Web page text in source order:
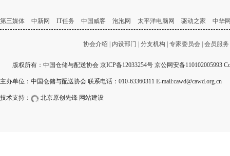
第三媒体 中新网 IT任务 中国威客 泡泡网 太平洋电脑网 驱动之家 中华
协会介绍 内设部门 分支机构 专家委员会 会员服务
版权所有：中国仓储与配送协会 京ICP备12033254号 京公网安备110102005993
主办单位：中国仓储与配送协会 联系电话：010-63360311 E-mail:cawd@cawd.org.cn
技术支持： 北京原创先锋 网站建设